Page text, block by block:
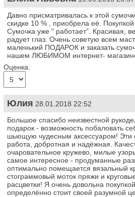
Давно присматривалась к этой
скидке 10 % , приобрела её.
Сумочка уже " работает". Красивая,
радует глаз. Очень советую всем
маленький ПОДАРОК и заказать
нашем ЛЮБИМОМ интернет-
Оценка:
Юлия 28.01.2018 22:52
Большое спасибо неизвестной
подарок - возможность побаловать
шьющую чудесным аксессуаром! Эти
работа, добротная и надёжная.
очаровательное кружево, милые
самое интересное - продуманные
оптимально помещается вязальный
стограммовый моток пряжи и
расцветки! Я очень довольна
определённо стоит своей разумной